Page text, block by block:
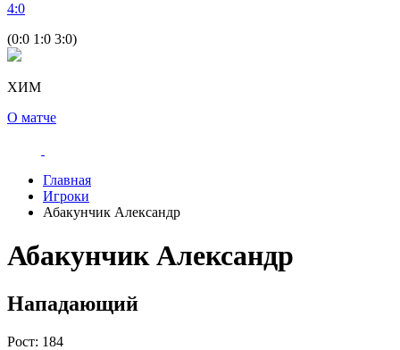
4:0
(0:0 1:0 3:0)
ХИМ
О матче
Главная
Игроки
Абакунчик Александр
Абакунчик Александр
Нападающий
Рост: 184